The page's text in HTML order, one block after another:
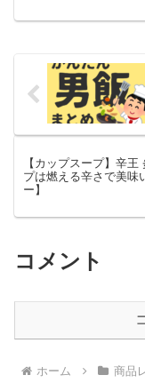
【カップスープ】辛
プは燃える辛さで美味
ー】
コメント
ホーム 商品